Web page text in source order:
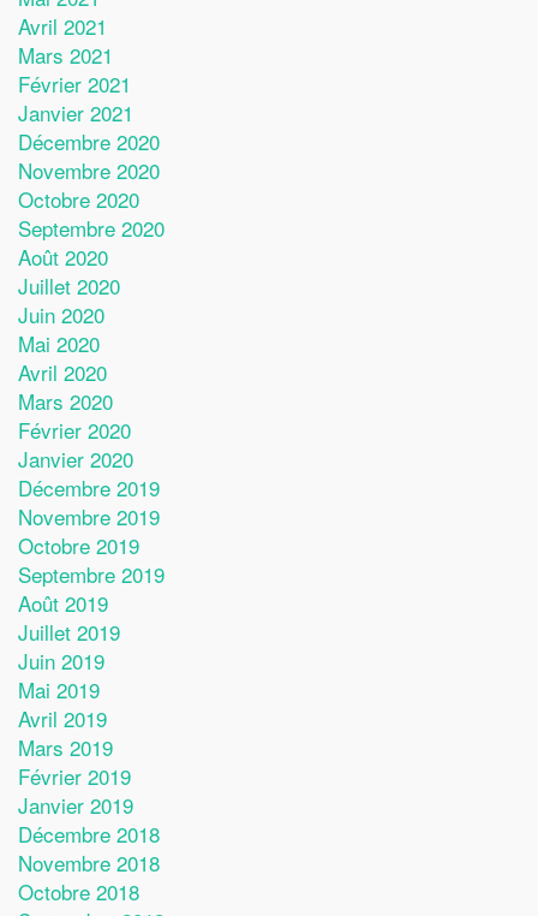
Avril 2021
Mars 2021
Février 2021
Janvier 2021
Décembre 2020
Novembre 2020
Octobre 2020
Septembre 2020
Août 2020
Juillet 2020
Juin 2020
Mai 2020
Avril 2020
Mars 2020
Février 2020
Janvier 2020
Décembre 2019
Novembre 2019
Octobre 2019
Septembre 2019
Août 2019
Juillet 2019
Juin 2019
Mai 2019
Avril 2019
Mars 2019
Février 2019
Janvier 2019
Décembre 2018
Novembre 2018
Octobre 2018